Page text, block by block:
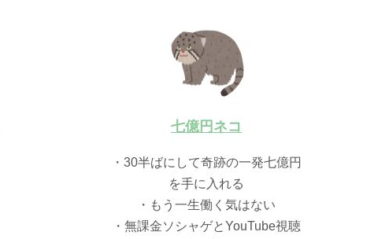
七億円ネコ
・30半ばにして奇跡の一発七億円
を手に入れる
・もう一生働く気はない
・無課金ソシャゲとYouTube視聴